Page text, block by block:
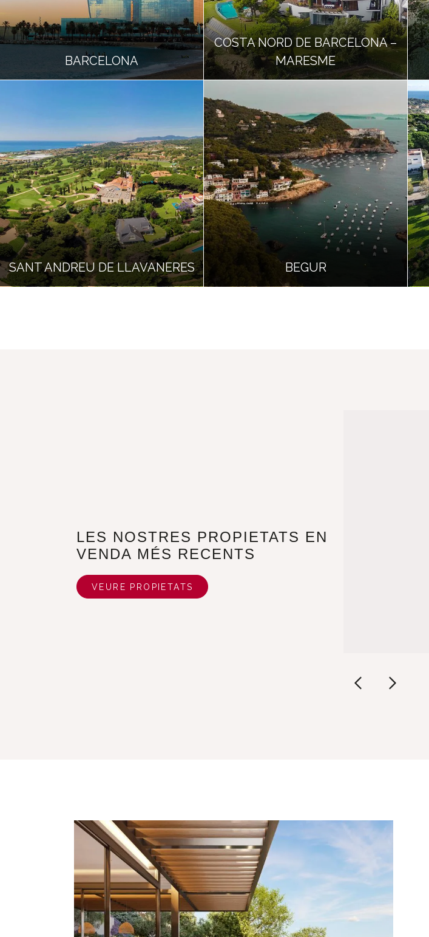
BARCELONA
COSTA NORD DE BARCELONA –
MARESME
SANT ANDREU DE LLAVANERES BEGUR
LES NOSTRES PROPIETATS EN
VENDA MÉS RECENTS
VEURE PROPIETATS